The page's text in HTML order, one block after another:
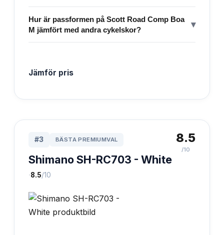
Hur är passformen på Scott Road Comp Boa
M jämfört med andra cykelskor?
▾
Jämför pris
#3 BÄSTA PREMIUMVAL
Shimano SH-RC703 - White
·8.5/10
8.5
/10